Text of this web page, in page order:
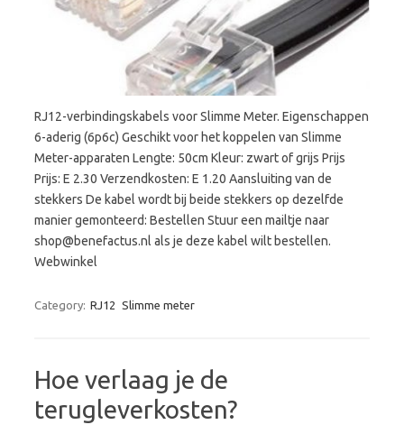
RJ12-verbindingskabels voor Slimme Meter. Eigenschappen
6-aderig (6p6c) Geschikt voor het koppelen van Slimme
Meter-apparaten Lengte: 50cm Kleur: zwart of grijs Prijs
Prijs: E 2.30 Verzendkosten: E 1.20 Aansluiting van de
stekkers De kabel wordt bij beide stekkers op dezelfde
manier gemonteerd: Bestellen Stuur een mailtje naar
shop@benefactus.nl als je deze kabel wilt bestellen.
Webwinkel
Category: RJ12 Slimme meter
Hoe verlaag je de
terugleverkosten?